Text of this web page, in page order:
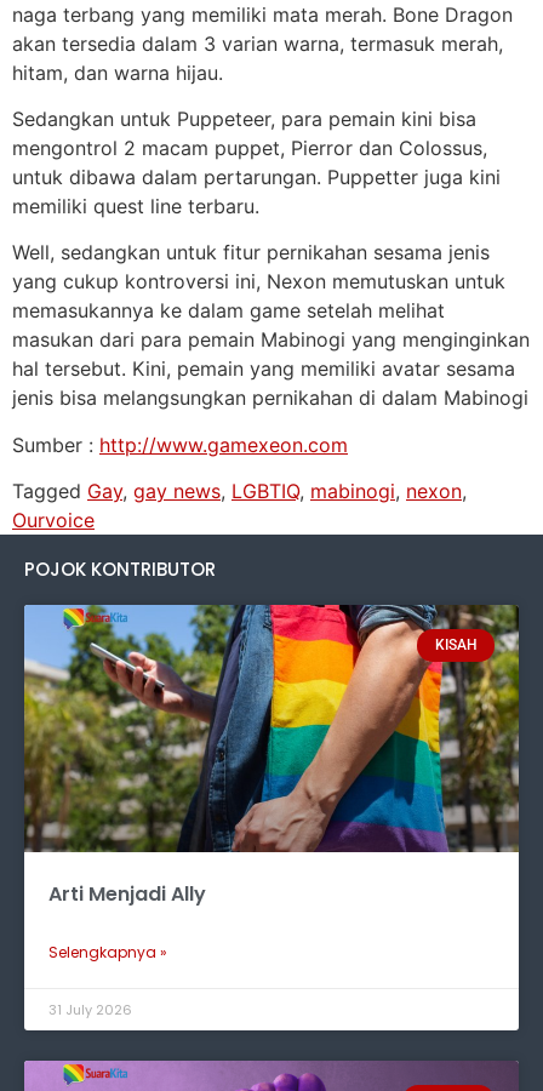
naga terbang yang memiliki mata merah. Bone Dragon
akan tersedia dalam 3 varian warna, termasuk merah,
hitam, dan warna hijau.
Sedangkan untuk Puppeteer, para pemain kini bisa
mengontrol 2 macam puppet, Pierror dan Colossus,
untuk dibawa dalam pertarungan. Puppetter juga kini
memiliki quest line terbaru.
Well, sedangkan untuk fitur pernikahan sesama jenis
yang cukup kontroversi ini, Nexon memutuskan untuk
memasukannya ke dalam game setelah melihat
masukan dari para pemain Mabinogi yang menginginkan
hal tersebut. Kini, pemain yang memiliki avatar sesama
jenis bisa melangsungkan pernikahan di dalam Mabinogi
Sumber : http://www.gamexeon.com
Tagged Gay, gay news, LGBTIQ, mabinogi, nexon,
Ourvoice
POJOK KONTRIBUTOR
KISAH
Arti Menjadi Ally
Selengkapnya »
31 July 2026